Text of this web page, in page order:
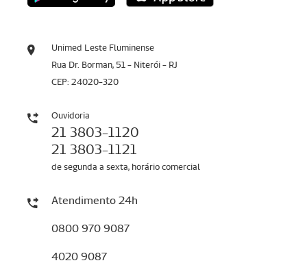
Unimed Leste Fluminense
Rua Dr. Borman, 51 - Niterói - RJ
CEP: 24020-320
Ouvidoria
21 3803-1120
21 3803-1121
de segunda a sexta, horário comercial
Atendimento 24h
0800 970 9087
4020 9087